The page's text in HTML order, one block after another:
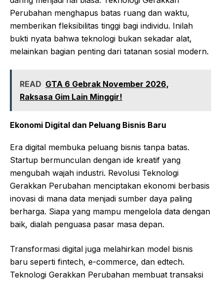
Perubahan menghapus batas ruang dan waktu,
memberikan fleksibilitas tinggi bagi individu. Inilah
bukti nyata bahwa teknologi bukan sekadar alat,
melainkan bagian penting dari tatanan sosial modern.
READ GTA 6 Gebrak November 2026,
Raksasa Gim Lain Minggir!
Ekonomi Digital dan Peluang Bisnis Baru
Era digital membuka peluang bisnis tanpa batas.
Startup bermunculan dengan ide kreatif yang
mengubah wajah industri. Revolusi Teknologi
Gerakkan Perubahan menciptakan ekonomi berbasis
inovasi di mana data menjadi sumber daya paling
berharga. Siapa yang mampu mengelola data dengan
baik, dialah penguasa pasar masa depan.
Transformasi digital juga melahirkan model bisnis
baru seperti fintech, e-commerce, dan edtech.
Teknologi Gerakkan Perubahan membuat transaksi